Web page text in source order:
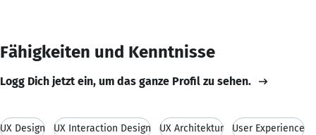
Fähigkeiten und Kenntnisse
Logg Dich jetzt ein, um das ganze Profil zu sehen.
UX Design UX Interaction Design UX Architektur User Experience